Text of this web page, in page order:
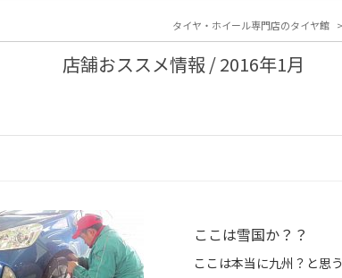
タイヤ・ホイール専門店のタイヤ館
店舗おススメ情報 / 2016年1月
ここは雪国か？？